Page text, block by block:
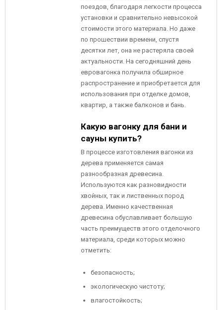
поездов, благодаря легкости процесса
установки и сравнительно невысокой
стоимости этого материала. Но даже
по прошествии времени, спустя
десятки лет, она не растеряла своей
актуальности. На сегодняшний день
евровагонка получила обширное
распространение и приобретается для
использования при отделке домов,
квартир, а также балконов и бань.
Какую вагонку для бани и
сауны купить?
В процессе изготовления вагонки из
дерева применяется самая
разнообразная древесина.
Используются как разновидности
хвойных, так и лиственных пород
дерева. Именно качественная
древесина обуславливает большую
часть преимуществ этого отделочного
материала, среди которых можно
отметить:
безопасность;
экологическую чистоту;
влагостойкость;